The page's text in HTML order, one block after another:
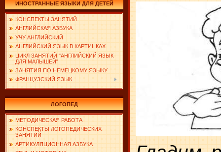
ИНОСТРАННЫЕ ЯЗЫКИ ДЛЯ ДЕТЕЙ
КОНСПЕКТЫ ЗАНЯТИЙ
АНГЛИЙСКАЯ АЗБУКА
УЧУ АНГЛИЙСКИЙ
АНГЛИЙСКИЙ ЯЗЫК В КАРТИНКАХ
ЦИКЛ ЗАНЯТИЙ "АНГЛИЙСКИЙ ЯЗЫК
ДЛЯ МАЛЫШЕЙ"
ЗАНЯТИЯ ПО НЕМЕЦКОМУ ЯЗЫКУ
ФРАНЦУЗСКИЙ ЯЗЫК
ЛОГОПЕД
МЕТОДИЧЕСКАЯ РАБОТА
КОНСПЕКТЫ ЛОГОПЕДИЧЕСКИХ
ЗАНЯТИЙ
АРТИКУЛЯЦИОННАЯ АЗБУКА